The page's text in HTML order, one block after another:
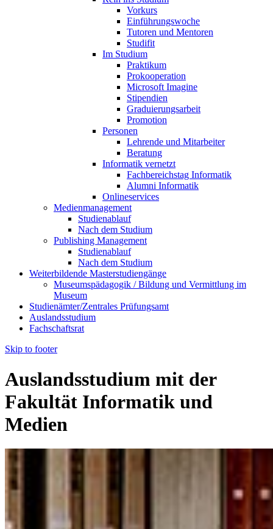
Vorkurs
Einführungswoche
Tutoren und Mentoren
Studifit
Im Studium
Praktikum
Prokooperation
Microsoft Imagine
Stipendien
Graduierungsarbeit
Promotion
Personen
Lehrende und Mitarbeiter
Beratung
Informatik vernetzt
Fachbereichstag Informatik
Alumni Informatik
Onlineservices
Medienmanagement
Studienablauf
Nach dem Studium
Publishing Management
Studienablauf
Nach dem Studium
Weiterbildende Masterstudiengänge
Museumspädagogik / Bildung und Vermittlung im
Museum
Studienämter/Zentrales Prüfungsamt
Auslandsstudium
Fachschaftsrat
Skip to footer
Auslandsstudium mit der
Fakultät Informatik und
Medien